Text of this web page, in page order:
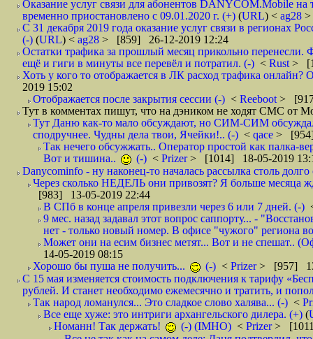
Оказание услуг связи для абонентов DANYCOM.Mobile
временно приостановлено с 09.01.2020 г. (+) (URL) < ag28 >
С 31 декабря 2019 года оказание услуг связи в регионах
(-) (URL) < ag28 > [859] 26-12-2019 12:24
Остатки трафика за прошлый месяц прикольно
ещё и гиги в минуты все перевёл и потратил. (-) < Rust >
Хоть у кого то отображается в ЛК расход трафика
2019 15:02
Отображается после закрытия сессии (-) < Reeboot >
Тут в комментах пишут, что на дэником не ходят СМС от
Тут Даню как-то мало обсуждают, но СИМ-СИМ
сподручнее. Чудны дела твои, Ячейки!.. (-) < qace > [954]
Так нечего обсужжать.. Оператор простой как палка-
Вот и тишина..
(-) < Prizer> [1014] 18-05-2019
Danycominfo - ну наконец-то началась рассылка столь
Через сколько НЕДЕЛЬ они привозят? Я больше месяца
[983] 13-05-2019 22:44
В СПб в конце апреля привезли через 6 или 7 дней. (-)
9 мес. назад задавал этот вопрос саппорту... -
нет - только новый номер. В офисе "чужого" региона
Может они на есим бизнес метят... Вот и не спешат..
14-05-2019 08:15
Хорошо бы пуша не получить...
(-) < Prizer> [957]
С 15 мая изменяется стоимость подключения к тарифу
рублей. И станет необходимо ежемесячно и тратить, и
Так народ ломанулся... Это сладкое слово халява... (-) <
Все еще хуже: это интриги архангельского дилера. (+) (
Номанн! Так держать!
(-) (IMHO) < Prizer>